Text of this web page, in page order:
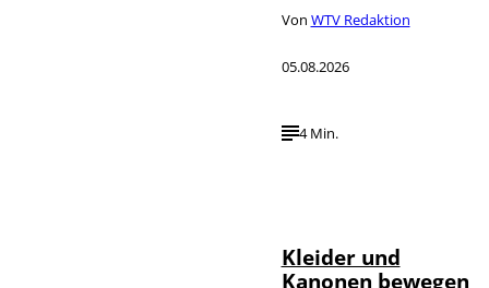
Von WTV Redaktion
05.08.2026
4 Min.
Kleider und
Kanonen bewegen